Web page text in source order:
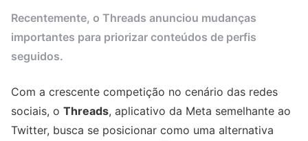
Recentemente, o Threads anunciou mudanças
importantes para priorizar conteúdos de perfis
seguidos.
Com a crescente competição no cenário das redes
sociais, o Threads, aplicativo da Meta semelhante ao
Twitter, busca se posicionar como uma alternativa